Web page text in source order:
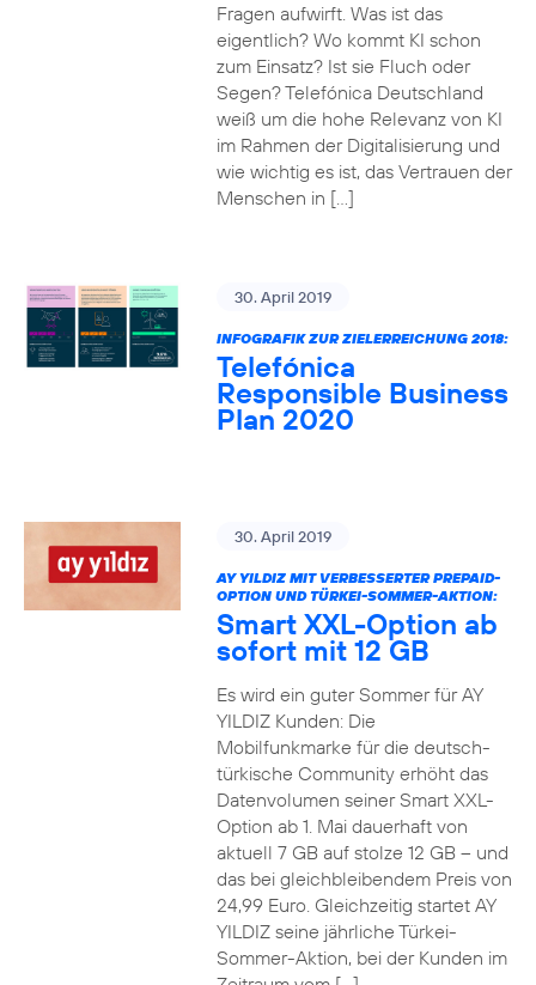
Fragen aufwirft. Was ist das
eigentlich? Wo kommt KI schon
zum Einsatz? Ist sie Fluch oder
Segen? Telefónica Deutschland
weiß um die hohe Relevanz von KI
im Rahmen der Digitalisierung und
wie wichtig es ist, das Vertrauen der
Menschen in […]
30. April 2019
INFOGRAFIK ZUR ZIELERREICHUNG 2018:
Telefónica
Responsible Business
Plan 2020
30. April 2019
AY YILDIZ MIT VERBESSERTER PREPAID-
OPTION UND TÜRKEI-SOMMER-AKTION:
Smart XXL-Option ab
sofort mit 12 GB
Es wird ein guter Sommer für AY
YILDIZ Kunden: Die
Mobilfunkmarke für die deutsch-
türkische Community erhöht das
Datenvolumen seiner Smart XXL-
Option ab 1. Mai dauerhaft von
aktuell 7 GB auf stolze 12 GB – und
das bei gleichbleibendem Preis von
24,99 Euro. Gleichzeitig startet AY
YILDIZ seine jährliche Türkei-
Sommer-Aktion, bei der Kunden im